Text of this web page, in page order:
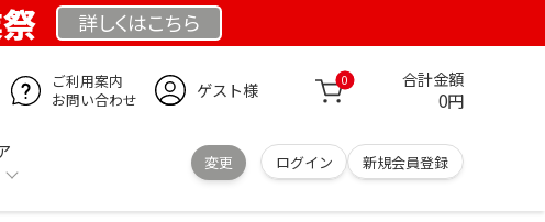
詳しくはこちら
ご利用案内
お問い合わせ
ゲスト様 0 合計金額
0円
変更 ログイン 新規会員登録